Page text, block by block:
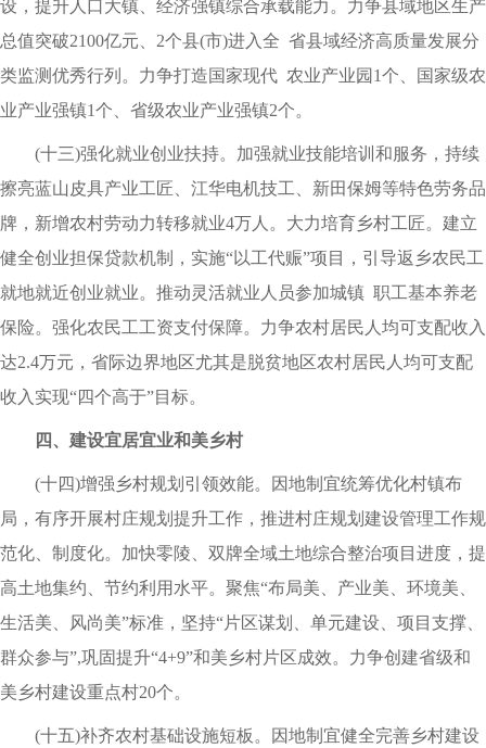
设，提升人口大镇、经济强镇综合承载能力。力争县域地区生产
总值突破2100亿元、2个县(市)进入全 省县域经济高质量发展分
类监测优秀行列。力争打造国家现代 农业产业园1个、国家级农
业产业强镇1个、省级农业产业强镇2个。
(十三)强化就业创业扶持。加强就业技能培训和服务，持续
擦亮蓝山皮具产业工匠、江华电机技工、新田保姆等特色劳务品
牌，新增农村劳动力转移就业4万人。大力培育乡村工匠。建立
健全创业担保贷款机制，实施“以工代赈”项目，引导返乡农民工
就地就近创业就业。推动灵活就业人员参加城镇 职工基本养老
保险。强化农民工工资支付保障。力争农村居民人均可支配收入
达2.4万元，省际边界地区尤其是脱贫地区农村居民人均可支配
收入实现“四个高于”目标。
四、建设宜居宜业和美乡村
(十四)增强乡村规划引领效能。因地制宜统筹优化村镇布
局，有序开展村庄规划提升工作，推进村庄规划建设管理工作规
范化、制度化。加快零陵、双牌全域土地综合整治项目进度，提
高土地集约、节约利用水平。聚焦“布局美、产业美、环境美、
生活美、风尚美”标准，坚持“片区谋划、单元建设、项目支撑、
群众参与”,巩固提升“4+9”和美乡村片区成效。力争创建省级和
美乡村建设重点村20个。
(十五)补齐农村基础设施短板。因地制宜健全完善乡村建设